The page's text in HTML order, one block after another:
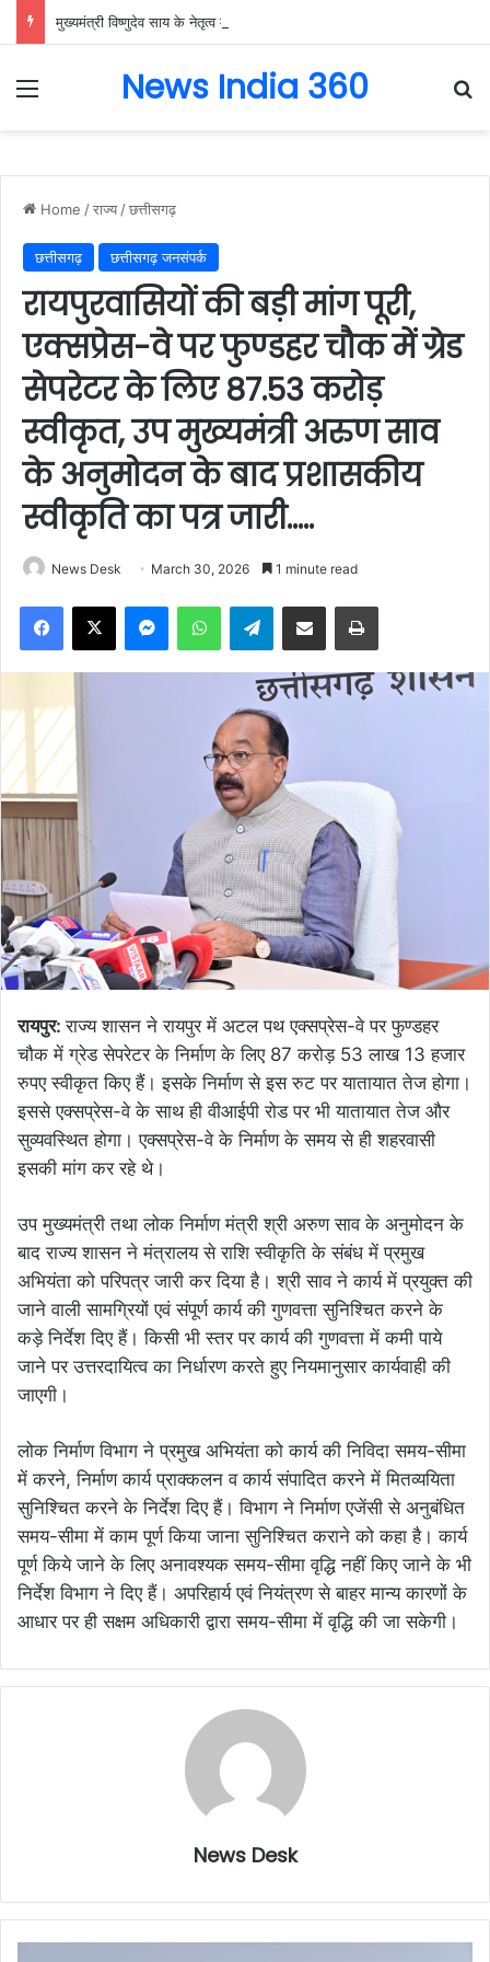
Menu News India 360
Home /राज्य /छत्तीसगढ़
छत्तीसगढ़ छत्तीसगढ़ जनसंपर्क
रायपुरवासियों की बड़ी मांग पूरी,
एक्सप्रेस-वे पर फुण्डहर चौक में ग्रेड
सेपरेटर के लिए 87.53 करोड़
स्वीकृत, उप मुख्यमंत्री अरुण साव
के अनुमोदन के बाद प्रशासकीय
स्वीकृति का पत्र जारी…..
News Desk March 30, 2026 1 minute read
Facebook
X MessengerWhatsAppTelegramShare via Email Print
रायपुर:राज्य शासन ने रायपुर में अटल पथ एक्सप्रेस-वे पर फुण्डहर
चौक में ग्रेड सेपरेटर के निर्माण के लिए 87 करोड़ 53 लाख 13 हजार
रुपए स्वीकृत किए हैं। इसके निर्माण से इस रुट पर यातायात तेज होगा।
इससे एक्सप्रेस-वे के साथ ही वीआईपी रोड पर भी यातायात तेज और
सुव्यवस्थित होगा। एक्सप्रेस-वे के निर्माण के समय से ही शहरवासी
इसकी मांग कर रहे थे।
उप मुख्यमंत्री तथा लोक निर्माण मंत्री श्री अरुण साव के अनुमोदन के
बाद राज्य शासन ने मंत्रालय से राशि स्वीकृति के संबंध में प्रमुख
अभियंता को परिपत्र जारी कर दिया है। श्री साव ने कार्य में प्रयुक्त की
जाने वाली सामग्रियों एवं संपूर्ण कार्य की गुणवत्ता सुनिश्चित करने के
कड़े निर्देश दिए हैं। किसी भी स्तर पर कार्य की गुणवत्ता में कमी पाये
जाने पर उत्तरदायित्व का निर्धारण करते हुए नियमानुसार कार्यवाही की
जाएगी।
लोक निर्माण विभाग ने प्रमुख अभियंता को कार्य की निविदा समय-सीमा
में करने, निर्माण कार्य प्राक्कलन व कार्य संपादित करने में मितव्ययिता
सुनिश्चित करने के निर्देश दिए हैं। विभाग ने निर्माण एजेंसी से अनुबंधित
समय-सीमा में काम पूर्ण किया जाना सुनिश्चित कराने को कहा है। कार्य
पूर्ण किये जाने के लिए अनावश्यक समय-सीमा वृद्धि नहीं किए जाने के भी
निर्देश विभाग ने दिए हैं। अपरिहार्य एवं नियंत्रण से बाहर मान्य कारणों के
आधार पर ही सक्षम अधिकारी द्वारा समय-सीमा में वृद्धि की जा सकेगी।
News Desk